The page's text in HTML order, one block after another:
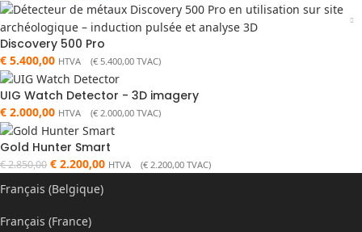
Discovery 500 Pro
€ 5.400,00 HTVA (€ 5.400,00 TVAC)
UIG Watch Detector - 3D imagery
€ 2.000,00 HTVA (€ 2.000,00 TVAC)
Gold Hunter Smart
€2.850,00 € 2.200,00 HTVA (€ 2.200,00 TVAC)
Français (Belgique)
Français (France)